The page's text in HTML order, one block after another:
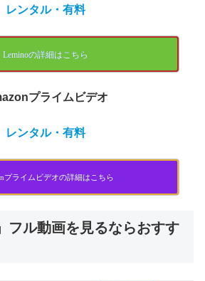
レンタル・有料
Leminoの詳細はこちら
プライムビデオ
レンタル・有料
プライムビデオの詳細はこちら
フル動画を見るならおすす